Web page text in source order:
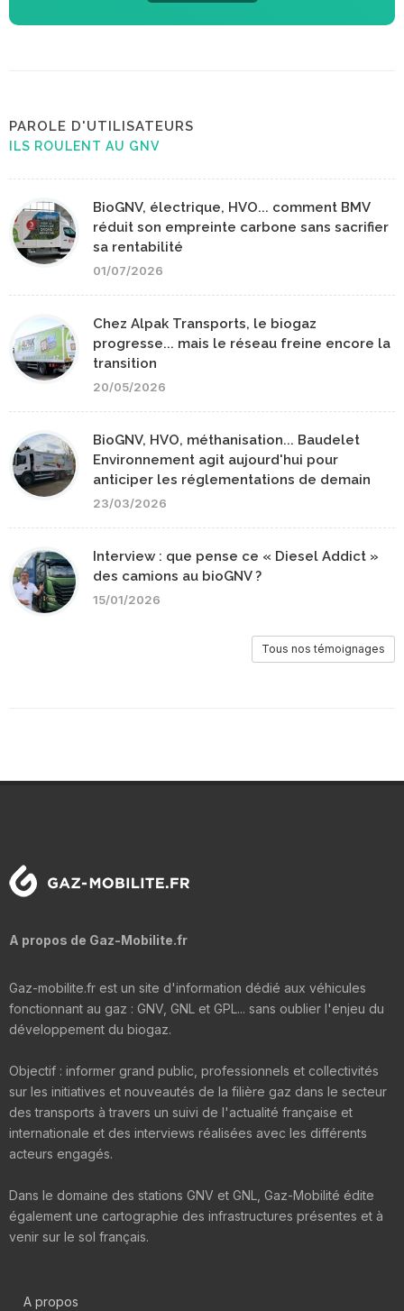
PAROLE D'UTILISATEURS
ILS ROULENT AU GNV
BioGNV, électrique, HVO... comment BMV
réduit son empreinte carbone sans sacrifier
sa rentabilité
01/07/2026
Chez Alpak Transports, le biogaz
progresse... mais le réseau freine encore la
transition
20/05/2026
BioGNV, HVO, méthanisation... Baudelet
Environnement agit aujourd'hui pour
anticiper les réglementations de demain
23/03/2026
Interview : que pense ce « Diesel Addict »
des camions au bioGNV ?
15/01/2026
Tous nos témoignages
A propos de Gaz-Mobilite.fr
Gaz-mobilite.fr est un site d'information dédié aux véhicules
fonctionnant au gaz : GNV, GNL et GPL... sans oublier l'enjeu du
développement du biogaz.
Objectif : informer grand public, professionnels et collectivités
sur les initiatives et nouveautés de la filière gaz dans le secteur
des transports à travers un suivi de l'actualité française et
internationale et des interviews réalisées avec les différents
acteurs engagés.
Dans le domaine des stations GNV et GNL, Gaz-Mobilité édite
également une cartographie des infrastructures présentes et à
venir sur le sol français.
A propos